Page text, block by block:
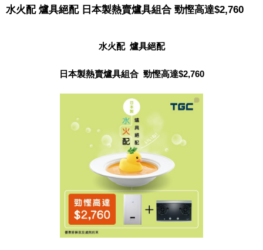
水火配 爐具絕配 日本製熱賣爐具組合 勁慳高達$2,760
水火配 爐具絕配
日本製熱賣爐具組合 勁慳高達$2,760